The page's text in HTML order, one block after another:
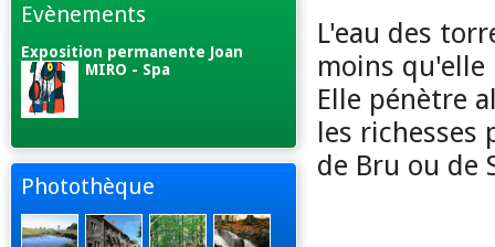
Evènements
Exposition permanente Joan
MIRO - Spa
Photothèque
L'eau des
moins qu'elle
Elle pénètre
les richesses
de Bru ou de